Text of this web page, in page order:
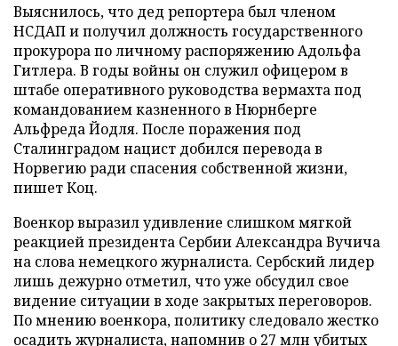
Выяснилось, что дед репортера был членом
НСДАП и получил должность государственного
прокурора по личному распоряжению Адольфа
Гитлера. В годы войны он служил офицером в
штабе оперативного руководства вермахта под
командованием казненного в Нюрнберге
Альфреда Йодля. После поражения под
Сталинградом нацист добился перевода в
Норвегию ради спасения собственной жизни,
пишет Коц.
Военкор выразил удивление слишком мягкой
реакцией президента Сербии Александра Вучича
на слова немецкого журналиста. Сербский лидер
лишь дежурно отметил, что уже обсудил свое
видение ситуации в ходе закрытых переговоров.
По мнению военкора, политику следовало жестко
осадить журналиста, напомнив о 27 млн убитых